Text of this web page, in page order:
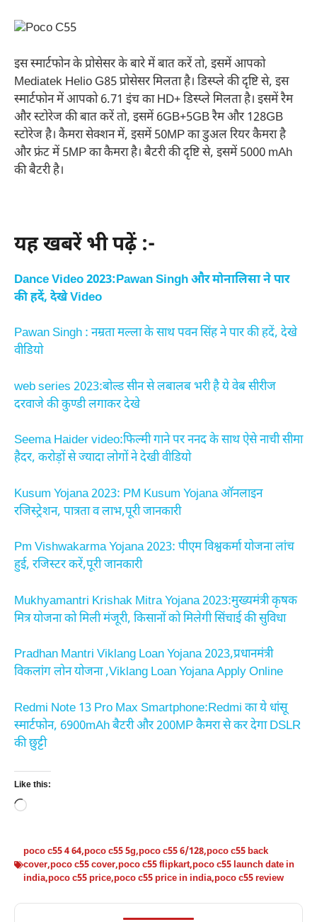
इस स्मार्टफोन के प्रोसेसर के बारे में बात करें तो, इसमें आपको
Mediatek Helio G85 प्रोसेसर मिलता है। डिस्प्ले की दृष्टि से, इस
स्मार्टफोन में आपको 6.71 इंच का HD+ डिस्प्ले मिलता है। इसमें रैम
और स्टोरेज की बात करें तो, इसमें 6GB+5GB रैम और 128GB
स्टोरेज है। कैमरा सेक्शन में, इसमें 50MP का डुअल रियर कैमरा है
और फ्रंट में 5MP का कैमरा है। बैटरी की दृष्टि से, इसमें 5000 mAh
की बैटरी है।
यह खबरें भी पढ़ें :-
Dance Video 2023:Pawan Singh और मोनालिसा ने पार
की हदें, देखे Video
Pawan Singh : नम्रता मल्ला के साथ पवन सिंह ने पार की हदें, देखे
वीडियो
web series 2023:बोल्ड सीन से लबालब भरी है ये वेब सीरीज
दरवाजे की कुण्डी लगाकर देखे
Seema Haider video:फिल्मी गाने पर ननद के साथ ऐसे नाची सीमा
हैदर, करोड़ों से ज्यादा लोगों ने देखी वीडियो
Kusum Yojana 2023: PM Kusum Yojana ऑनलाइन
रजिस्ट्रेशन, पात्रता व लाभ,पूरी जानकारी
Pm Vishwakarma Yojana 2023: पीएम विश्वकर्मा योजना लांच
हुई, रजिस्टर करें,पूरी जानकारी
Mukhyamantri Krishak Mitra Yojana 2023:मुख्यमंत्री कृषक
मित्र योजना को मिली मंजूरी, किसानों को मिलेगी सिंचाई की सुविधा
Pradhan Mantri Viklang Loan Yojana 2023,प्रधानमंत्री
विकलांग लोन योजना ,Viklang Loan Yojana Apply Online
Redmi Note 13 Pro Max Smartphone:Redmi का ये धांसू
स्मार्टफोन, 6900mAh बैटरी और 200MP कैमरा से कर देगा DSLR
की छुट्टी
Like this:
Loading…
poco c55 4 64,poco c55 5g,poco c55 6/128,poco c55 back
cover,poco c55 cover,poco c55 flipkart,poco c55 launch date in
india,poco c55 price,poco c55 price in india,poco c55 review